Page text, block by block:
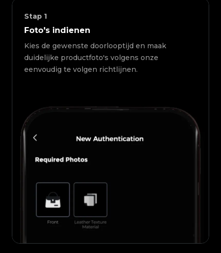
Stap 1
Foto's indienen
Kies de gewenste doorlooptijd en maak
duidelijke productfoto's volgens onze
eenvoudig te volgen richtlijnen.